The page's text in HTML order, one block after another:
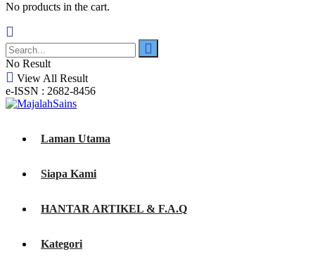
No products in the cart.
No Result
View All Result
e-ISSN : 2682-8456
Laman Utama
Siapa Kami
HANTAR ARTIKEL & F.A.Q
Kategori